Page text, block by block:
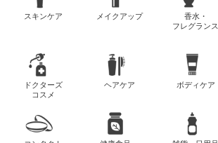
スキンケア メイクアップ
香水・
フレグランス
ドクターズ
コスメ
ヘアケア ボディケア